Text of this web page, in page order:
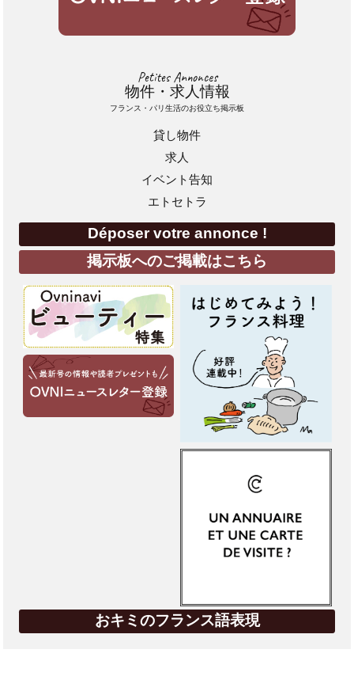
Petites Annonces
物件・求人情報
フランス・パリ生活のお役立ち掲示板
貸し物件
求人
イベント告知
エトセトラ
Déposer votre annonce !
掲示板へのご掲載はこちら
おキミのフランス語表現